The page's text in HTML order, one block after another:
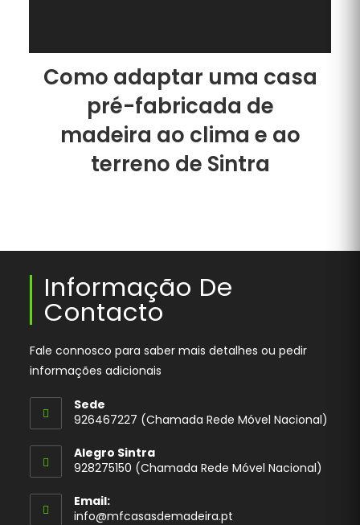
Como adaptar uma casa
pré-fabricada de
madeira ao clima e ao
terreno de Sintra
Informação De
Contacto
Fale connosco para saber mais detalhes ou pedir
informações adicionais
Sede
926467227 (Chamada Rede Móvel Nacional)
in
your
application
Alegro Sintra
928275150 (Chamada Rede Móvel Nacional)
Email:
info@mfcasasdemadeira.pt